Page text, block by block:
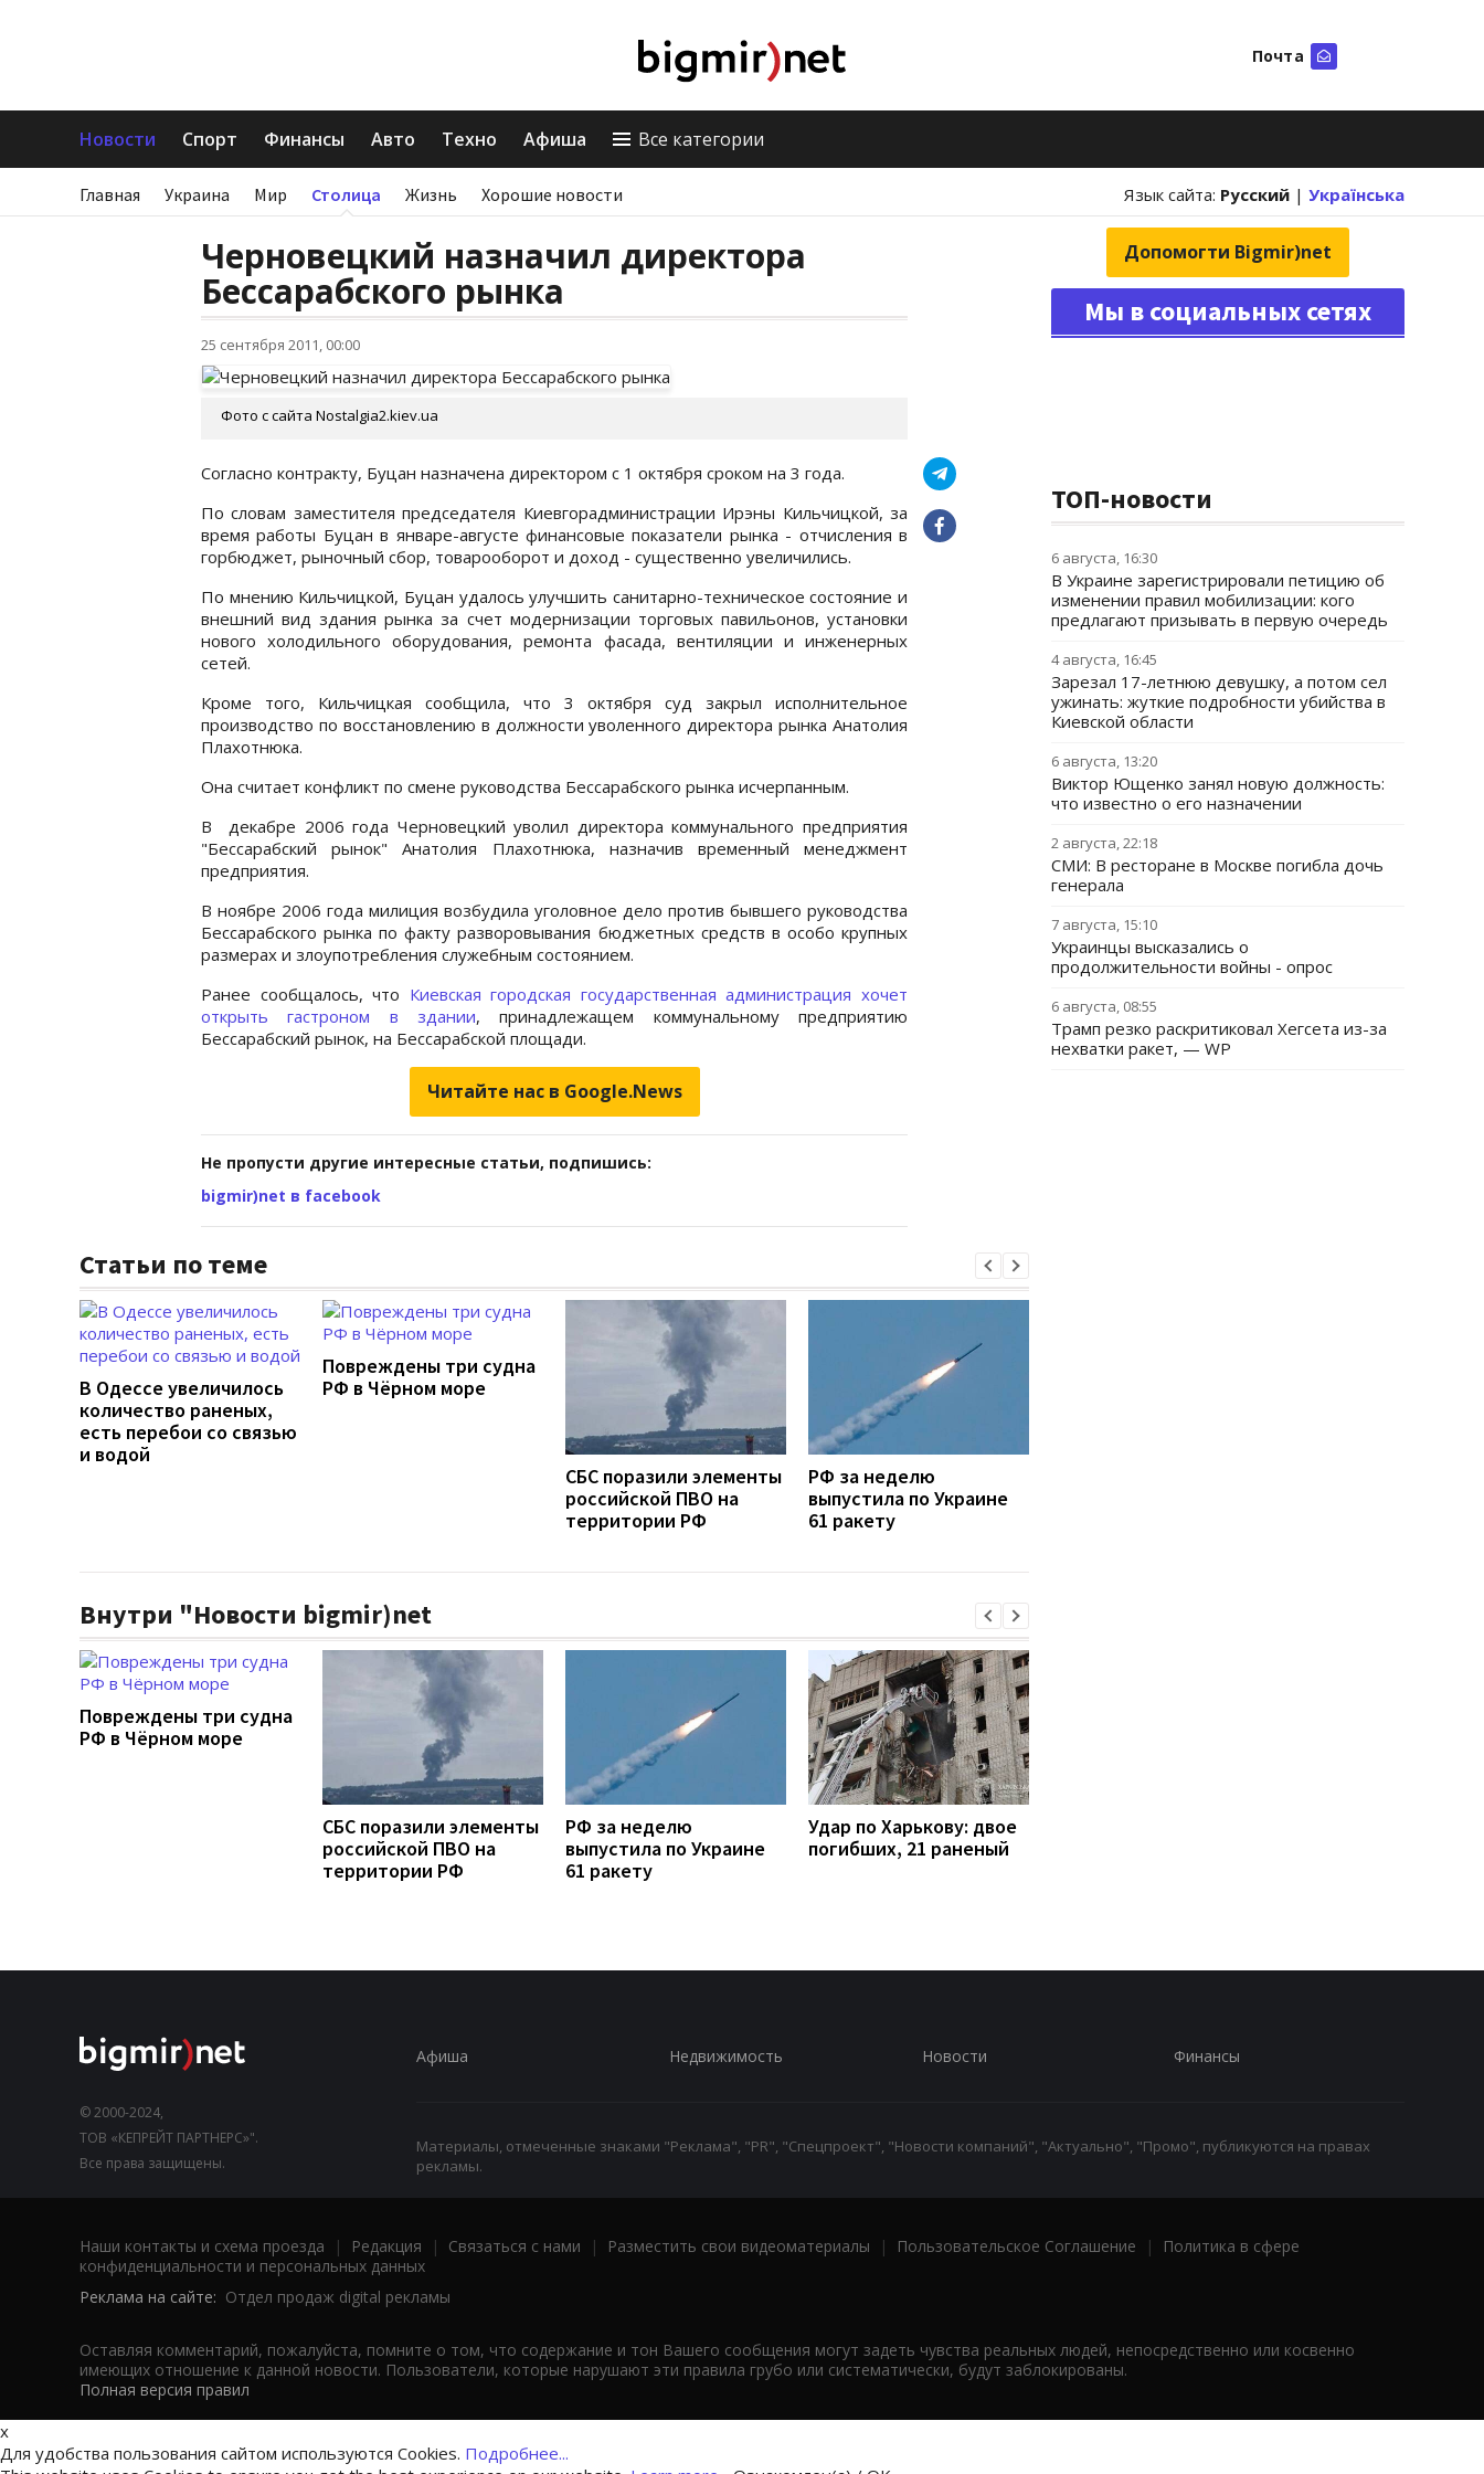
Почта
Новости Спорт Финансы Авто Техно Афиша Все категории
Главная Украина Мир Столица Жизнь Хорошие новости Язык сайта: Русский | Українська
Черновецкий назначил директора
Бессарабского рынка
25 сентября 2011, 00:00
Фото с сайта Nostalgia2.kiev.ua
Согласно контракту, Буцан назначена директором с 1 октября сроком на 3 года.
По словам заместителя председателя Киевгорадминистрации Ирэны Кильчицкой, за
время работы Буцан в январе-августе финансовые показатели рынка - отчисления в
горбюджет, рыночный сбор, товарооборот и доход - существенно увеличились.
По мнению Кильчицкой, Буцан удалось улучшить санитарно-техническое состояние и
внешний вид здания рынка за счет модернизации торговых павильонов, установки
нового холодильного оборудования, ремонта фасада, вентиляции и инженерных
сетей.
Кроме того, Кильчицкая сообщила, что 3 октября суд закрыл исполнительное
производство по восстановлению в должности уволенного директора рынка Анатолия
Плахотнюка.
Она считает конфликт по смене руководства Бессарабского рынка исчерпанным.
В декабре 2006 года Черновецкий уволил директора коммунального предприятия
"Бессарабский рынок" Анатолия Плахотнюка, назначив временный менеджмент
предприятия.
В ноябре 2006 года милиция возбудила уголовное дело против бывшего руководства
Бессарабского рынка по факту разворовывания бюджетных средств в особо крупных
размерах и злоупотребления служебным состоянием.
Ранее сообщалось, что Киевская городская государственная администрация хочет
открыть гастроном в здании, принадлежащем коммунальному предприятию
Бессарабский рынок, на Бессарабской площади.
Читайте нас в Google.News
Не пропусти другие интересные статьи, подпишись:
bigmir)net в facebook
Статьи по теме
В Одессе увеличилось
количество раненых,
есть перебои со связью
и водой
Повреждены три судна
РФ в Чёрном море
СБС поразили элементы
российской ПВО на
территории РФ
РФ за неделю
выпустила по Украине
61 ракету
Внутри "Новости bigmir)net
Повреждены три судна
РФ в Чёрном море
СБС поразили элементы
российской ПВО на
территории РФ
РФ за неделю
выпустила по Украине
61 ракету
Удар по Харькову: двое
погибших, 21 раненый
Допомогти Bigmir)net
Мы в социальных сетях
ТОП-новости
6 августа, 16:30
В Украине зарегистрировали петицию об
изменении правил мобилизации: кого
предлагают призывать в первую очередь
4 августа, 16:45
Зарезал 17-летнюю девушку, а потом сел
ужинать: жуткие подробности убийства в
Киевской области
6 августа, 13:20
Виктор Ющенко занял новую должность:
что известно о его назначении
2 августа, 22:18
СМИ: В ресторане в Москве погибла дочь
генерала
7 августа, 15:10
Украинцы высказались о
продолжительности войны - опрос
6 августа, 08:55
Трамп резко раскритиковал Хегсета из-за
нехватки ракет, — WP
© 2000-2024,
ТОВ «КЕПРЕЙТ ПАРТНЕРС»".
Все права защищены.
Афиша Недвижимость Новости Финансы
Материалы, отмеченные знаками "Реклама", "PR", "Спецпроект", "Новости компаний", "Актуально", "Промо", публикуются на правах
рекламы.
Наши контакты и схема проезда | Редакция | Связаться с нами | Разместить свои видеоматериалы | Пользовательское Соглашение |
Политика в сфере
конфиденциальности и персональных данных
Реклама на сайте: Отдел продаж digital рекламы
Оставляя комментарий, пожалуйста, помните о том, что содержание и тон Вашего сообщения могут задеть чувства реальных людей, непосредственно или косвенно
имеющих отношение к данной новости. Пользователи, которые нарушают эти правила грубо или систематически, будут заблокированы.
Полная версия правил
x
Для удобства пользования сайтом используются Cookies. Подробнее...